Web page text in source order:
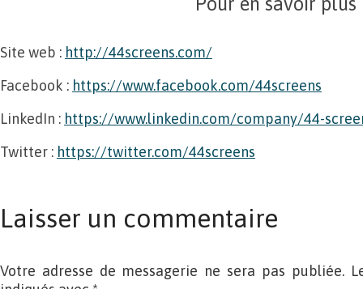
Site web : http://44screens.com/
Facebook : https://www.facebook.com/44screens
LinkedIn : https://www.linkedin.com/company/44-
Twitter : https://twitter.com/44screens
Laisser un commentaire
Votre adresse de messagerie ne sera pas publiée.